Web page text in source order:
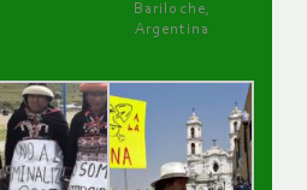
Bariloche,
Argentina